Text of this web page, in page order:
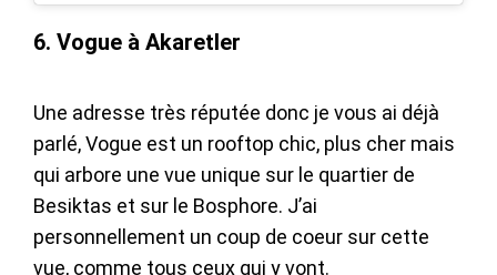
6. Vogue à Akaretler
Une adresse très réputée donc je vous ai déjà
parlé, Vogue est un rooftop chic, plus cher mais
qui arbore une vue unique sur le quartier de
Besiktas et sur le Bosphore. J’ai
personnellement un coup de coeur sur cette
vue, comme tous ceux qui y vont.